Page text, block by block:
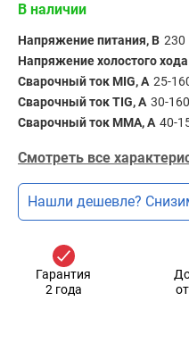
В наличии
Напряжение питания, В 230
Напряжение холостого
Сварочный ток MIG, А 25-
Сварочный ток TIG, А 30-160
Сварочный ток MMA, А 40-
Смотреть все
Нашли дешевле?
Гарантия
2 года